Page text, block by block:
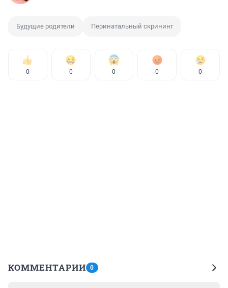
Будущие родители Перинатальный скрининг
0 0 0 0 0
КОММЕНТАРИИ 0